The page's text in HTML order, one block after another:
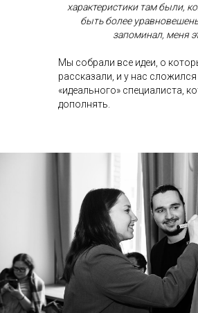
характеристики там были,
быть более
запоминал, меня
Мы собрали все идеи, о
рассказали, и у нас сложился
«идеального» специалиста,
дополнять.